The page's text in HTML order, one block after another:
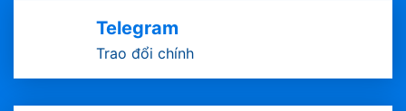
Telegram
Trao đổi chính